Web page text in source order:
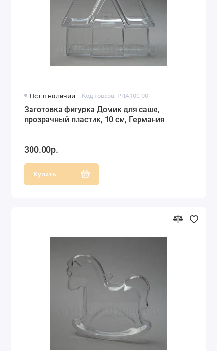
Нет в наличии Код товара: PHA100-00
Заготовка фигурка Домик для саше,
прозрачный пластик, 10 см, Германия
300.00р.
Купить